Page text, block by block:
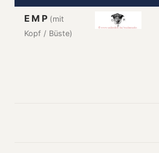
E M P (mit
Kopf / Büste)